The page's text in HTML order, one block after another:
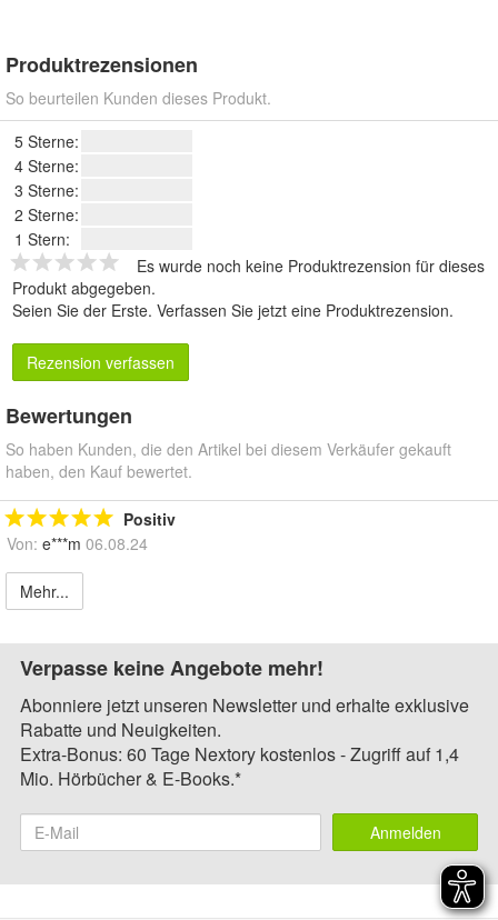
Produktrezensionen
So beurteilen Kunden dieses Produkt.
5 Sterne:
4 Sterne:
3 Sterne:
2 Sterne:
1 Stern:
Es wurde noch keine Produktrezension für dieses
Produkt abgegeben.
Seien Sie der Erste. Verfassen Sie jetzt eine Produktrezension.
Rezension verfassen
Bewertungen
So haben Kunden, die den Artikel bei diesem Verkäufer gekauft
haben, den Kauf bewertet.
Positiv
Von: e***m 06.08.24
Mehr...
Verpasse keine Angebote mehr!
Abonniere jetzt unseren Newsletter und erhalte exklusive
Rabatte und Neuigkeiten.
Extra-Bonus: 60 Tage Nextory kostenlos - Zugriff auf 1,4
Mio. Hörbücher & E-Books.*
Anmelden